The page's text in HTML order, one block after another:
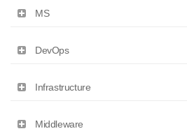
MS
DevOps
Infrastructure
Middleware